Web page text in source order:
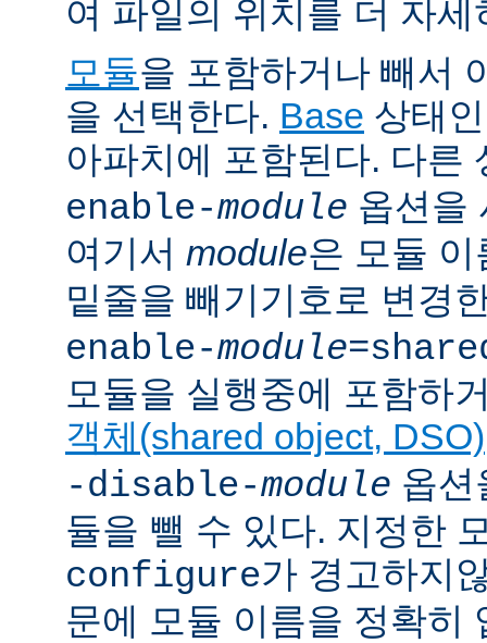
여 파일의 위치를 더 자
모듈을 포함하거나 빼서
을 선택한다. Base 상태
아파치에 포함된다. 다른
enable-module 옵션을
여기서 module은 모듈
밑줄을 빼기기호로 변경
enable-module
모듈을 실행중에 포함하
객체(shared object, DSO)
-disable-module 옵션
듈을 뺄 수 있다. 지정한
configure가 경고하지
문에 모듈 이름을 정확히